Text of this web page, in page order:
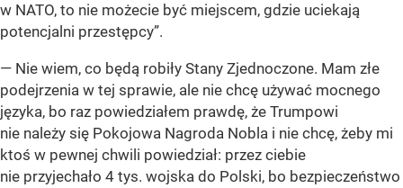
w NATO, to nie możecie być miejscem, gdzie uciekają
potencjalni przestępcy”.
— Nie wiem, co będą robiły Stany Zjednoczone. Mam złe
podejrzenia w tej sprawie, ale nie chcę używać mocnego
języka, bo raz powiedziałem prawdę, że Trumpowi
nie należy się Pokojowa Nagroda Nobla i nie chcę, żeby mi
ktoś w pewnej chwili powiedział: przez ciebie
nie przyjechało 4 tys. wojska do Polski, bo bezpieczeństwo